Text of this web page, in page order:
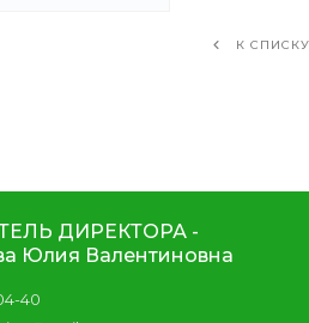
К
ДИРЕКТОРА -
Юлия Валентиновна
40